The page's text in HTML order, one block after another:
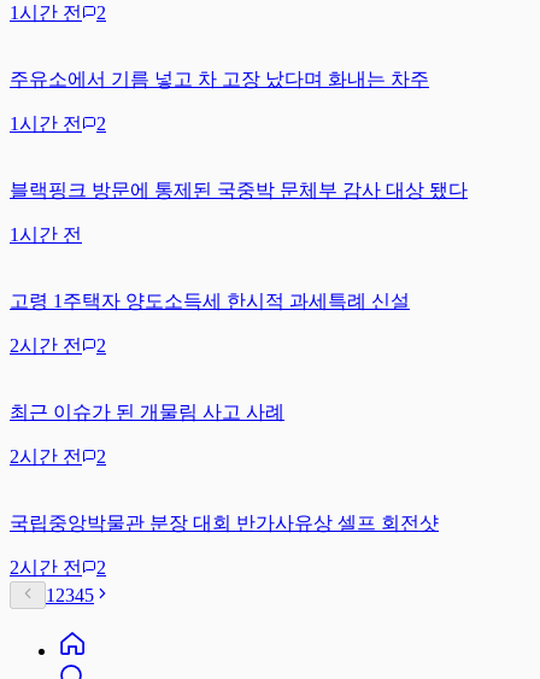
1시간 전 2
주유소에서 기름 넣고 차 고장 났다며 화내는 차주
1시간 전 2
블랙핑크 방문에 통제된 국중박 문체부 감사 대상 됐다
1시간 전
고령 1주택자 양도소득세 한시적 과세특례 신설
2시간 전 2
최근 이슈가 된 개물림 사고 사례
2시간 전 2
국립중앙박물관 분장 대회 반가사유상 셀프 회전샷
2시간 전
2
1 2345